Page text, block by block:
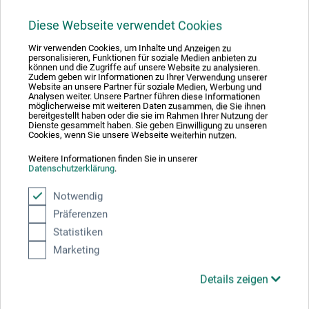
Diese Webseite verwendet Cookies
Wir verwenden Cookies, um Inhalte und Anzeigen zu
personalisieren, Funktionen für soziale Medien anbieten zu
können und die Zugriffe auf unsere Website zu analysieren.
Zudem geben wir Informationen zu Ihrer Verwendung unserer
Website an unsere Partner für soziale Medien, Werbung und
Analysen weiter. Unsere Partner führen diese Informationen
möglicherweise mit weiteren Daten zusammen, die Sie ihnen
bereitgestellt haben oder die sie im Rahmen Ihrer Nutzung der
Dienste gesammelt haben. Sie geben Einwilligung zu unseren
Cookies, wenn Sie unsere Webseite weiterhin nutzen.
Weitere Informationen finden Sie in unserer
Datenschutzerklärung.
Notwendig
Präferenzen
Statistiken
Marketing
Details zeigen
helit innovative Büroprodukte GmbH
c/o Maped Group
Müllenbacher Str. 14
51709 Marienheide
DEUTSCHLAND
Kunden kauften auch